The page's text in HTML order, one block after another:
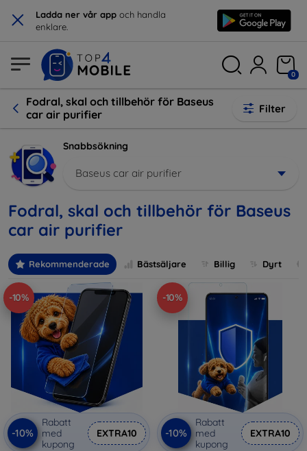
× Ladda ner vår app och handla
enklare.
0
Fodral, skal och tillbehör för Baseus
car air purifier
Filter
Snabbsökning
Baseus car air purifier
Fodral, skal och tillbehör för Baseus
car air purifier
Rekommenderade Bästsäljare Billig Dyrt
-10%
-10%
Rabatt
med
kupong
EXTRA10
-10%
-10%
Rabatt
med
kupong
EXTRA10